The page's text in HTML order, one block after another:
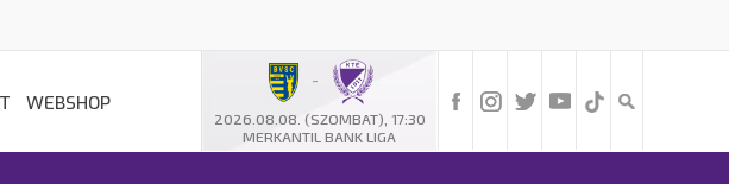
-
2026.08.08. (SZOMBAT), 17:30
MERKANTIL BANK LIGA
WEBSHOP